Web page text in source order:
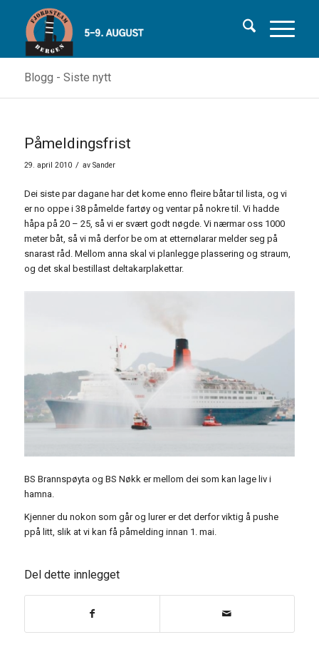
Blogg - Siste nytt
Påmeldingsfrist
29. april 2010 / av Sander
Dei siste par dagane har det kome enno fleire båtar til lista, og vi
er no oppe i 38 påmelde fartøy og ventar på nokre til. Vi hadde
håpa på 20 – 25, så vi er svært godt nøgde. Vi nærmar oss 1000
meter båt, så vi må derfor be om at etternølarar melder seg på
snarast råd. Mellom anna skal vi planlegge plassering og straum,
og det skal bestillast deltakarplakettar.
BS Brannspøyta og BS Nøkk er mellom dei som kan lage liv i
hamna.
Kjenner du nokon som går og lurer er det derfor viktig å pushe
ppå litt, slik at vi kan få påmelding innan 1. mai.
Del dette innlegget